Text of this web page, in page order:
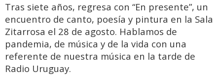
Tras siete años, regresa con “En presente”, un
encuentro de canto, poesía y pintura en la Sala
Zitarrosa el 28 de agosto. Hablamos de
pandemia, de música y de la vida con una
referente de nuestra música en la tarde de
Radio Uruguay.